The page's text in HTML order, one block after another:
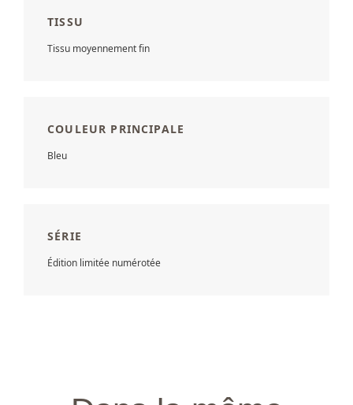
TISSU
Tissu moyennement fin
COULEUR PRINCIPALE
Bleu
SÉRIE
Édition limitée numérotée